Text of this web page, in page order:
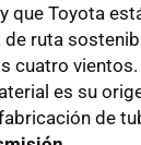
que Toyota
ruta
cuatro vientos.
es su
de